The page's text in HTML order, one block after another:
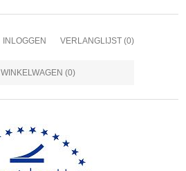
INLOGGEN VERLANGLIJST (0)
WINKELWAGEN (0)